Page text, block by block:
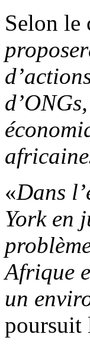
Selon le
«Dans
York en
Afrique
un
poursuit